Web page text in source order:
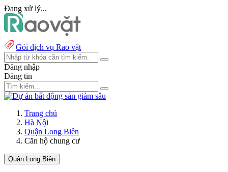
Đang xử lý...
Gói dịch vụ Rao vặt
Đăng nhập
Đăng tin
Trang chủ
Hà Nội
Quận Long Biên
Căn hộ chung cư
Quận Long Biên